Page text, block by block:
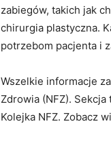
zabiegów, takich jak
chirurgia plastyczna.
potrzebom pacjenta i
Wszelkie informacje
Zdrowia (NFZ). Sekcja
Kolejka NFZ. Zobacz